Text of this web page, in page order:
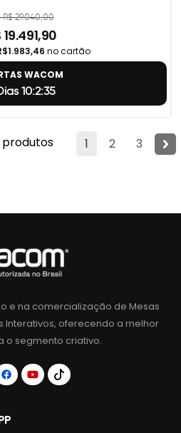
R$ 29.040,00
19.491,90
no cartão
WACOM
10:2:34
1 2 3
produtos
e na comercialização de Mesas
Interativos, oferecendo a melhor
o segmento criativo.